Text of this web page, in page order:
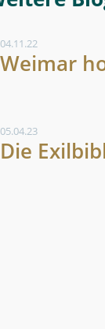
04.11.22
Weimar
05.04.23
Die